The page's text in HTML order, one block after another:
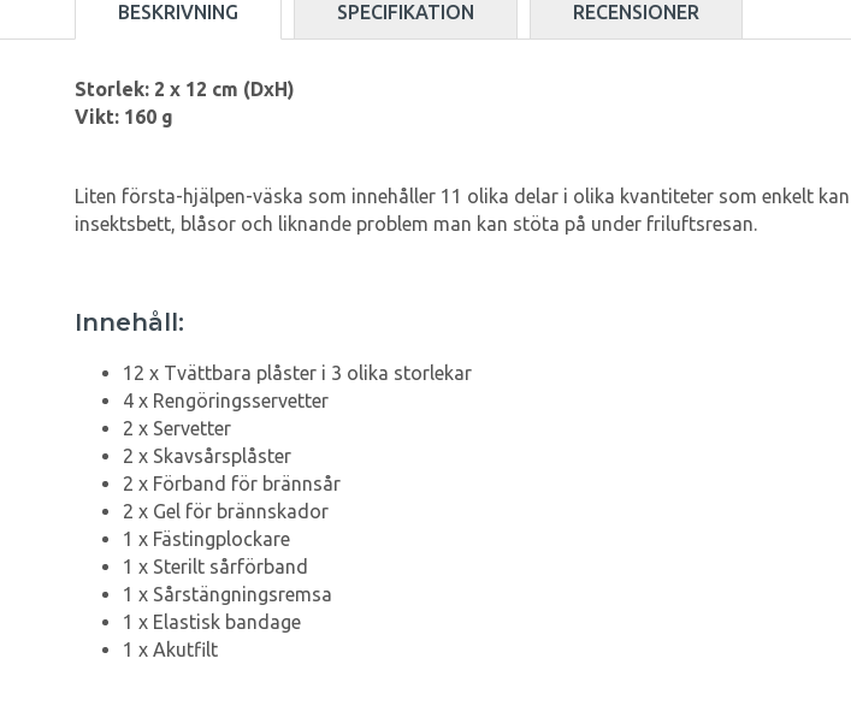
BESKRIVNING SPECIFIKATION RECENSIONER
Storlek: 2 x 12 cm (DxH)
Vikt: 160 g
Liten första-hjälpen-väska som innehåller 11 olika delar i olika kvantiteter som enkelt
insektsbett, blåsor och liknande problem man kan stöta på under friluftsresan.
Innehåll:
12 x Tvättbara plåster i 3 olika storlekar
4 x Rengöringsservetter
2 x Servetter
2 x Skavsårsplåster
2 x Förband för brännsår
2 x Gel för brännskador
1 x Fästingplockare
1 x Sterilt sårförband
1 x Sårstängningsremsa
1 x Elastisk bandage
1 x Akutfilt